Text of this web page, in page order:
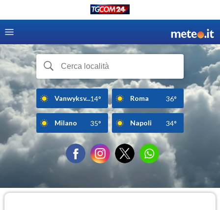
Vanwyksv...14° Roma 36°
Milano 35° Napoli 34°